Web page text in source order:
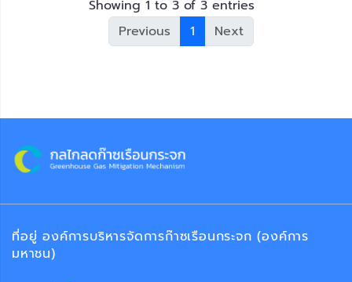
Showing 1 to 3 of 3 entries
Previous
1 Next
ที่อยู่ องค์การบริหารจัดการก๊าซเรือนกระจก (องค์การ
มหาชน)